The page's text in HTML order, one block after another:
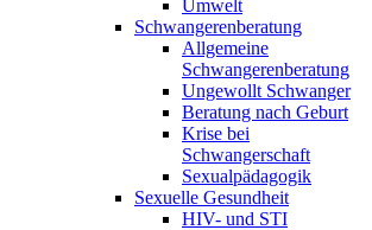
Umwelt
Schwangerenberatung
Allgemeine
Schwangerenberatung
Ungewollt Schwanger
Beratung nach Geburt
Krise bei
Schwangerschaft
Sexualpädagogik
Sexuelle Gesundheit
HIV- und STI